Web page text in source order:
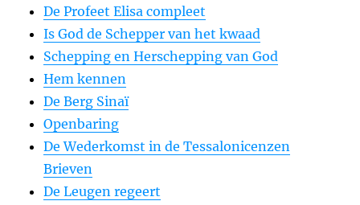
De Profeet Elisa compleet
Is God de Schepper van het kwaad
Schepping en Herschepping van God
Hem kennen
De Berg Sinaï
Openbaring
De Wederkomst in de Tessalonicenzen
Brieven
De Leugen regeert